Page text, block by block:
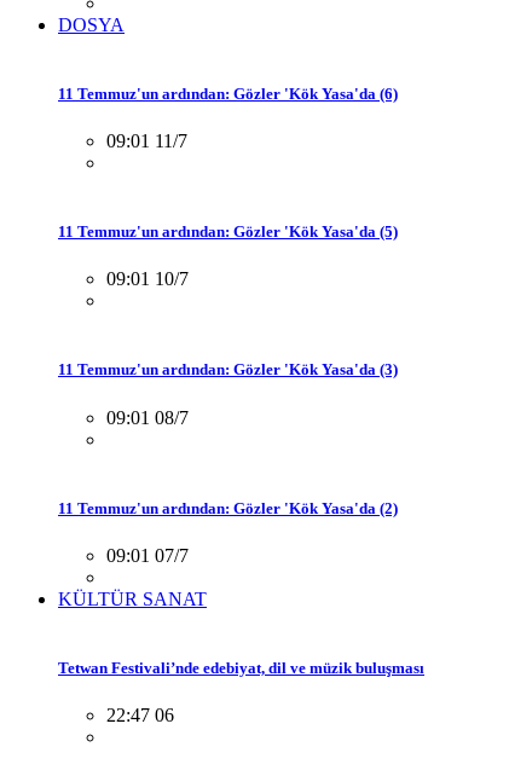
DOSYA
11 Temmuz'un ardından: Gözler 'Kök Yasa'da (6)
09:01 11/7
11 Temmuz'un ardından: Gözler 'Kök Yasa'da (5)
09:01 10/7
11 Temmuz'un ardından: Gözler 'Kök Yasa'da (3)
09:01 08/7
11 Temmuz'un ardından: Gözler 'Kök Yasa'da (2)
09:01 07/7
KÜLTÜR SANAT
Tetwan Festivali’nde edebiyat, dil ve müzik buluşması
22:47 06